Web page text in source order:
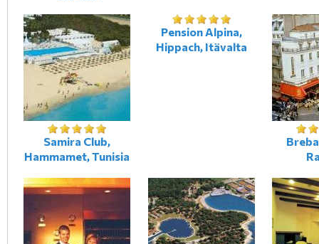
Samira Club,
Hammamet, Tunisia
Pension Alpina,
Hippach, Itävalta